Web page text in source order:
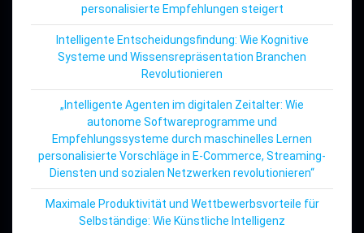
personalisierte Empfehlungen steigert
Intelligente Entscheidungsfindung: Wie Kognitive
Systeme und Wissensrepräsentation Branchen
Revolutionieren
„Intelligente Agenten im digitalen Zeitalter: Wie
autonome Softwareprogramme und
Empfehlungssysteme durch maschinelles Lernen
personalisierte Vorschläge in E-Commerce, Streaming-
Diensten und sozialen Netzwerken revolutionieren“
Maximale Produktivität und Wettbewerbsvorteile für
Selbständige: Wie Künstliche Intelligenz